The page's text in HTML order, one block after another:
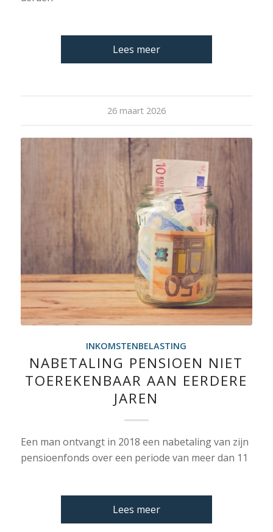
Lees meer
26 maart 2026
INKOMSTENBELASTING
NABETALING PENSIOEN NIET
TOEREKENBAAR AAN EERDERE
JAREN
Een man ontvangt in 2018 een nabetaling van zijn
pensioenfonds over een periode van meer dan 11
Lees meer